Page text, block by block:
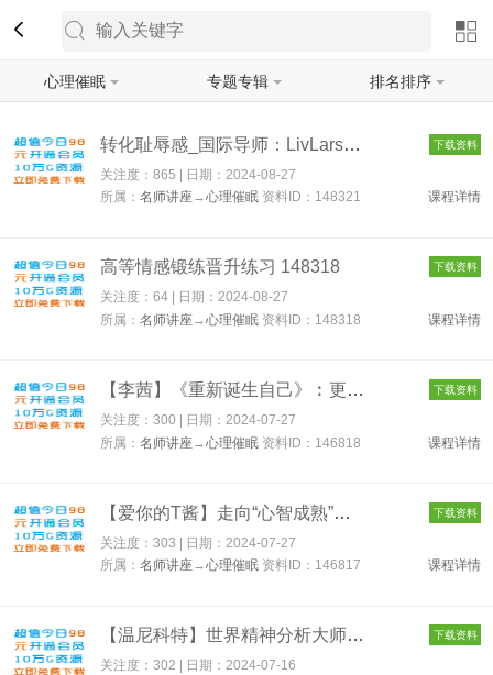
心理催眠 专题专辑 排名排序
转化耻辱感_国际导师：LivLarsso 148321 下载资料
关注度：865 | 日期： 2024-08-27
所属：名师讲座→心理催眠 资料ID：148321 课程详情
高等情感锻练晋升练习 148318 下载资料
关注度：64 | 日期：2024-08-27
所属：名师讲座→心理催眠 资料ID：148318 课程详情
【李茜】《重新诞生自己》︰更懂自己、关系、人生 146818 下载资料
关注度：300 | 日期：2024-07-27
所属：名师讲座→心理催眠 资料ID：146818 课程详情
【爱你的T酱】走向“心智成熟”的30个实用心理训练 146817 下载资料
关注度：303 | 日期： 2024-07-27
所属：名师讲座→心理催眠 资料ID：146817 课程详情
【温尼科特】世界精神分析大师系列课——温尼科特篇【视频课30讲... 下载资料
关注度：302 | 日期：2024-07-16